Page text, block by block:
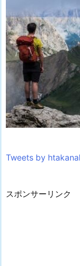
Tweets by
スポンサーリンク